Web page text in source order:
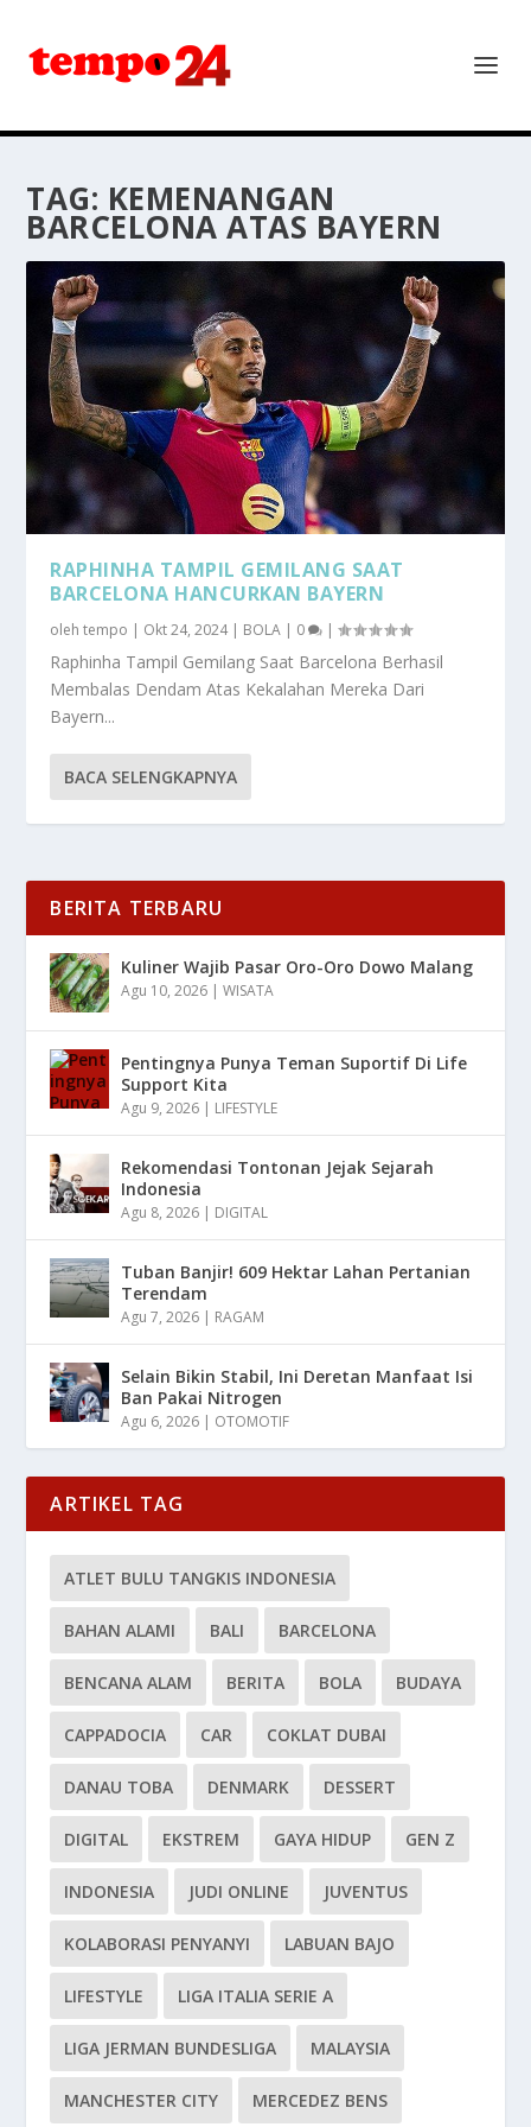
TAG: KEMENANGAN
BARCELONA ATAS BAYERN
RAPHINHA TAMPIL GEMILANG SAAT
BARCELONA HANCURKAN BAYERN
olehtempo | Okt 24, 2024| BOLA | 0 |
Raphinha Tampil Gemilang Saat Barcelona Berhasil
Membalas Dendam Atas Kekalahan Mereka Dari
Bayern...
BACA SELENGKAPNYA
BERITA TERBARU
Kuliner Wajib Pasar Oro-Oro Dowo Malang
Agu 10, 2026 |WISATA
Pentingnya Punya Teman Suportif Di Life
Support Kita
Agu 9, 2026 | LIFESTYLE
Rekomendasi Tontonan Jejak Sejarah
Indonesia
Agu 8, 2026 | DIGITAL
Tuban Banjir! 609 Hektar Lahan Pertanian
Terendam
Agu 7, 2026 | RAGAM
Selain Bikin Stabil, Ini Deretan Manfaat Isi
Ban Pakai Nitrogen
Agu 6, 2026 | OTOMOTIF
ARTIKEL TAG
ATLET BULU TANGKIS INDONESIA
BAHAN ALAMI BALI BARCELONA
BENCANA ALAM BERITA BOLA BUDAYA
CAPPADOCIA CAR COKLAT DUBAI
DANAU TOBA DENMARK DESSERT
DIGITAL EKSTREM GAYA HIDUP GEN Z
INDONESIA JUDI ONLINE JUVENTUS
KOLABORASI PENYANYI LABUAN BAJO
LIFESTYLE LIGA ITALIA SERIE A
LIGA JERMAN BUNDESLIGA MALAYSIA
MANCHESTER CITY MERCEDEZ BENS